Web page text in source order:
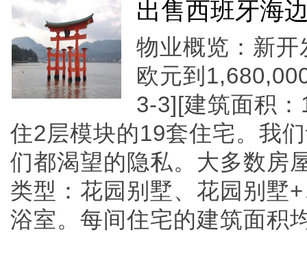
出售西班牙海
物业概览：新
欧元到
3-3][建筑面积：
住2层模块的19套住宅。我
们都渴望的隐私。大多数房
类型：花园别墅、花园别墅
浴室。每间住宅的建筑面积